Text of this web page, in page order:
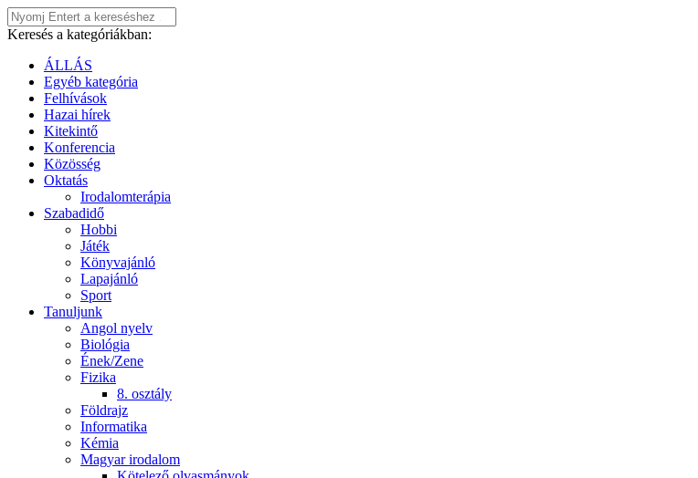
Keresés a kategóriákban:
ÁLLÁS
Egyéb kategória
Felhívások
Hazai hírek
Kitekintő
Konferencia
Közösség
Oktatás
Irodalomterápia
Szabadidő
Hobbi
Játék
Könyvajánló
Lapajánló
Sport
Tanuljunk
Angol nyelv
Biológia
Ének/Zene
Fizika
8. osztály
Földrajz
Informatika
Kémia
Magyar irodalom